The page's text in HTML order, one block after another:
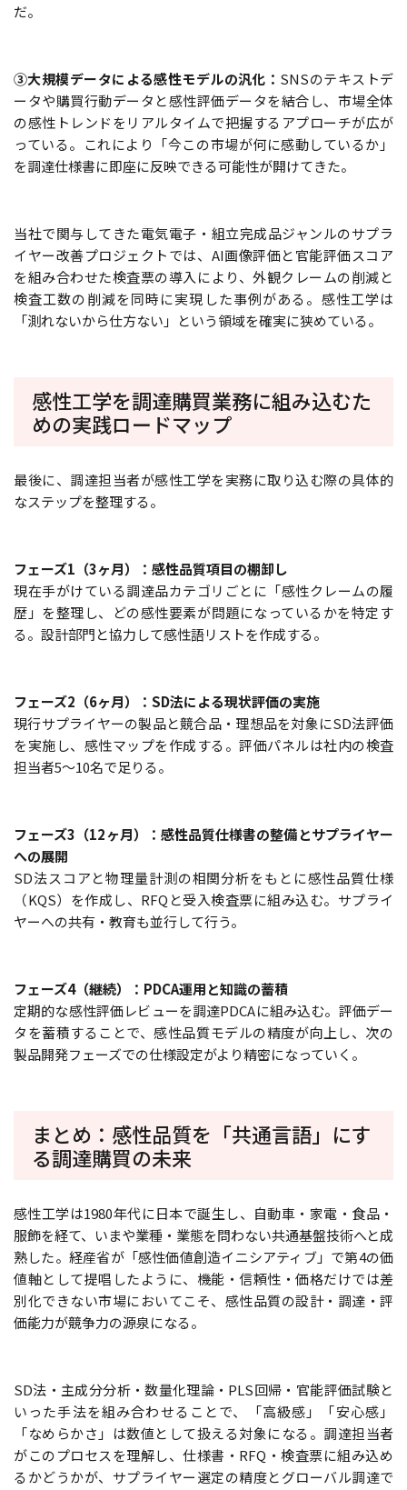
だ。
③大規模データによる感性モデルの汎化： SNSのテキストデ
ータや購買行動データと感性評価データを結合し、市場全体
の感性トレンドをリアルタイムで把握するアプローチが広が
っている。これにより「今この市場が何に感動しているか」
を調達仕様書に即座に反映できる可能性が開けてきた。
当社で関与してきた電気電子・組立完成品ジャンルのサプラ
イヤー改善プロジェクトでは、AI画像評価と官能評価スコア
を組み合わせた検査票の導入により、外観クレームの削減と
検査工数の削減を同時に実現した事例がある。感性工学は
「測れないから仕方ない」という領域を確実に狭めている。
感性工学を調達購買業務に組み込むた
めの実践ロードマップ
最後に、調達担当者が感性工学を実務に取り込む際の具体的
なステップを整理する。
フェーズ1（3ヶ月）：感性品質項目の棚卸し
現在手がけている調達品カテゴリごとに「感性クレームの履
歴」を整理し、どの感性要素が問題になっているかを特定す
る。設計部門と協力して感性語リストを作成する。
フェーズ2（6ヶ月）：SD法による現状評価の実施
現行サプライヤーの製品と競合品・理想品を対象にSD法評価
を実施し、感性マップを作成する。評価パネルは社内の検査
担当者5〜10名で足りる。
フェーズ3（12ヶ月）：感性品質仕様書の整備とサプライヤー
への展開
SD法スコアと物理量計測の相関分析をもとに感性品質仕様
（KQS）を作成し、RFQと受入検査票に組み込む。サプライ
ヤーへの共有・教育も並行して行う。
フェーズ4（継続）：PDCA運用と知識の蓄積
定期的な感性評価レビューを調達PDCAに組み込む。評価デー
タを蓄積することで、感性品質モデルの精度が向上し、次の
製品開発フェーズでの仕様設定がより精密になっていく。
まとめ：感性品質を「共通言語」にす
る調達購買の未来
感性工学は1980年代に日本で誕生し、自動車・家電・食品・
服飾を経て、いまや業種・業態を問わない共通基盤技術へと成
熟した。経産省が「感性価値創造イニシアティブ」で第4の価
値軸として提唱したように、機能・信頼性・価格だけでは差
別化できない市場においてこそ、感性品質の設計・調達・評
価能力が競争力の源泉になる。
SD法・主成分分析・数量化理論・PLS回帰・官能評価試験と
いった手法を組み合わせることで、「高級感」「安心感」
「なめらかさ」は数値として扱える対象になる。調達担当者
がこのプロセスを理解し、仕様書・RFQ・検査票に組み込め
るかどうかが、サプライヤー選定の精度とグローバル調達で